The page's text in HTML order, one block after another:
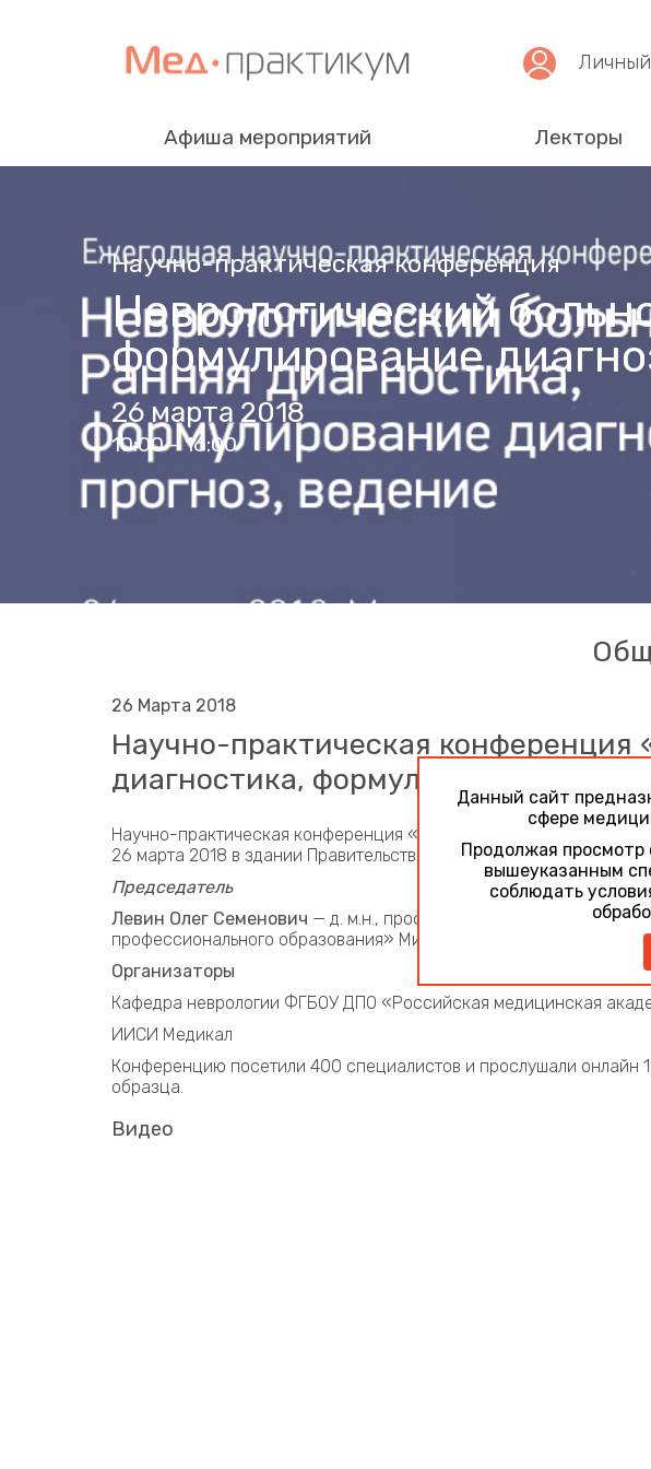
Афиша мероприятий Лекторы
Научно-практическая конференция
Неврологический
формулирование
26 марта 2018
10:00 - 16:00
26 Марта 2018
Научно-практическая конференция
диагностика, формулирование
Научно-практическая конференция « Неврологический
26 марта 2018 в здании Правительства Москвы
Председатель
Левин Олег Семенович — д. м.н., профессор, заведующий
профессионального образования» Минздрава России,
Организаторы
Кафедра неврологии ФГБОУ ДПО «Российская медицинская
ИИСИ Медикал
Конференцию посетили 400 специалистов и прослушали онлайн
образца.
Видео
Данный сайт
сфере
Продолжая просмотр
вышеуказанным
соблюдать